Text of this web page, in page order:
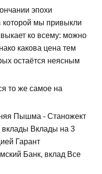
эпохи
которой мы привыкли
ко всему: можно
какова цена тем
остаётся неясным
то же самое на
Пышма - Станожект
Вклады на 3
Гарант
Банк, вклад Все